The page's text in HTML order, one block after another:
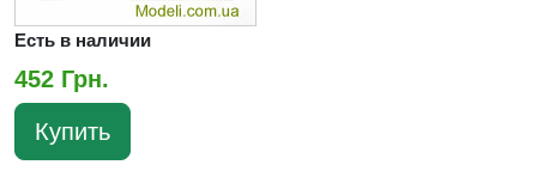
Есть в наличии
452 Грн.
Купить